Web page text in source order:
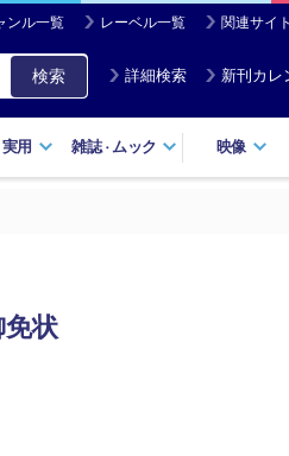
ンル一覧 レーベル一覧 関連サイト
検索 詳細検索 新刊カレ
実用 雑誌・ ムック 映像
状